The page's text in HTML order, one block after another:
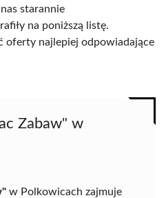
starannie
na poniższą listę.
oferty najlepiej odpowiadające
Zabaw" w
w Polkowicach zajmuje